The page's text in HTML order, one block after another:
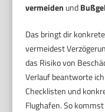
vermeiden und
Das bringt dir
vermeidest
das Risiko von
Verlauf beantworte
Checklisten und
Flughafen. So